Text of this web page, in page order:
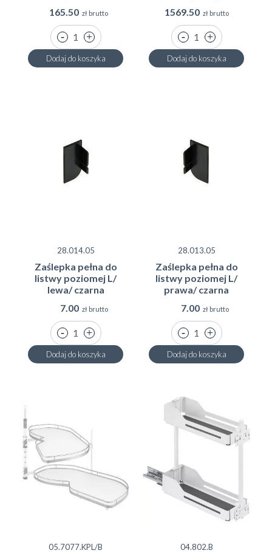
165.50 zł brutto
Dodaj do koszyka
1569.50 zł brutto
Dodaj do koszyka
28.014.05
Zaślepka pełna do
listwy poziomej L/
lewa/ czarna
7.00 zł brutto
Dodaj do koszyka
28.013.05
Zaślepka pełna do
listwy poziomej L/
prawa/ czarna
7.00 zł brutto
Dodaj do koszyka
05.7077.KPL/B 04.802.B